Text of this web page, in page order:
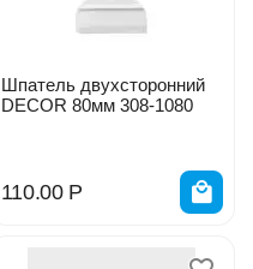
Шпатель двухсторонний
DЕCOR 80мм 308-1080
110.00 Р